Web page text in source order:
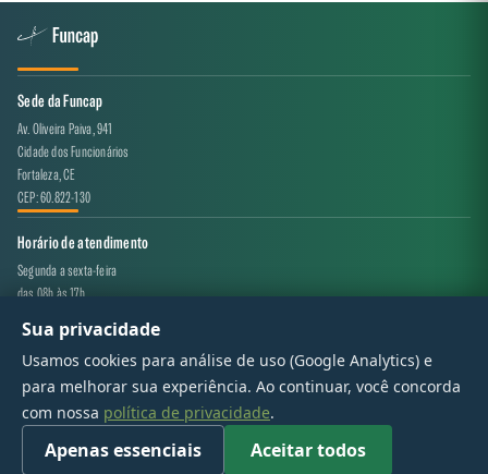
Sede da Funcap
Av. Oliveira Paiva, 941
Cidade dos Funcionários
Fortaleza, CE
CEP: 60.822-130
Horário de atendimento
Segunda a sexta-feira
das 08h às 17h
Canal de atendimento
projeto.avaliacao@funcap.ce.gov.br
© 2017 - 2026 — Governo do Estado do Ceará | Todos os direitos reservados
Sua privacidade
Usamos cookies para análise de uso (Google Analytics) e
para melhorar sua experiência. Ao continuar, você concorda
com nossa política de privacidade.
Apenas essenciais Aceitar todos